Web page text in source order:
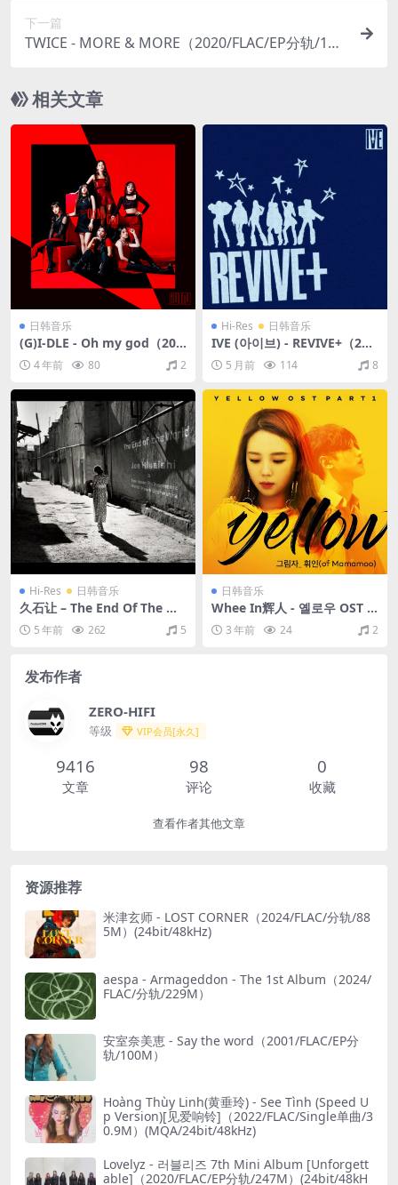
下一篇
TWICE - MORE & MORE（2020/FLAC/EP分轨/171
相关文章
日韩音乐
(G)I-DLE - Oh my god（202
0/FLAC/EP分轨/125M）
4 年前 80 2
Hi-Res 日韩音乐
IVE (아이브) - REVIVE+（202
6/FLAC/分轨/764M）(24bit/
96kHz)
5 月前 114 8
Hi-Res 日韩音乐
久石让 – The End Of The Wo
rld (Live At Joe Hisaishi &
World Dream Orchestra 20
5 年前 262 5
日韩音乐
Whee In辉人 - 옐로우 OST P
art.1（2017/FLAC/Single分
轨/55.4M）
3 年前 24 2
发布作者
ZERO-HIFI
等级 VIP会员[永久]
9416
文章
98
评论
0
收藏
查看作者其他文章
资源推荐
米津玄师 - LOST CORNER（2024/FLAC/分轨/88
5M）(24bit/48kHz)
aespa - Armageddon - The 1st Album（2024/
FLAC/分轨/229M）
安室奈美恵 - Say the word（2001/FLAC/EP分
轨/100M）
Hoàng Thùy Linh(黄垂玲) - See Tình (Speed U
p Version)[见爱响铃]（2022/FLAC/Single单曲/3
0.9M）(MQA/24bit/48kHz)
Lovelyz - 러블리즈 7th Mini Album [Unforgett
able]（2020/FLAC/EP分轨/247M）(24bit/48kH